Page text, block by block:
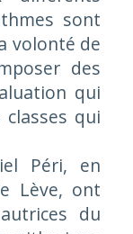
sont
volonté de
des
qui
qui
Péri, en
Lève, ont
du